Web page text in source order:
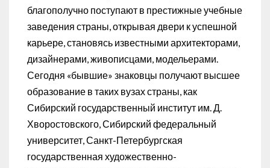
благополучно поступают в престижные учебные
заведения страны, открывая двери к успешной
карьере, становясь известными архитекторами,
дизайнерами, живописцами, модельерами.
Сегодня «бывшие» знаковцы получают высшее
образование в таких вузах страны, как
Сибирский государственный институт им. Д.
Хворостовского, Сибирский федеральный
университет, Санкт-Петербургская
государственная художественно-